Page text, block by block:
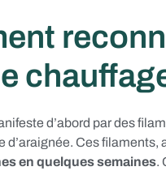
d’abord par des
d’araignée. Ces
en quelques semaines.